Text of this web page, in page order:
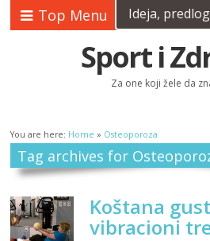
Top Menu
Sport i
Za one koji žele da
You are here: Home » Osteoporoza
Tag archives for
Koštana
vibracioni
Ideja,